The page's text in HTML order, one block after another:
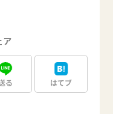
ア
る はてブ